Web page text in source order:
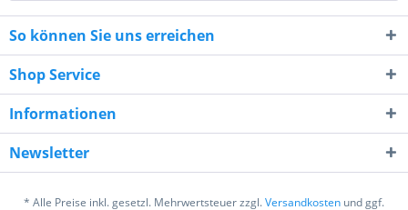
3 * 6 = ?
So können Sie uns erreichen
Shop Service
Informationen
Newsletter
* Alle Preise inkl. gesetzl. Mehrwertsteuer zzgl.Versandkosten und ggf.